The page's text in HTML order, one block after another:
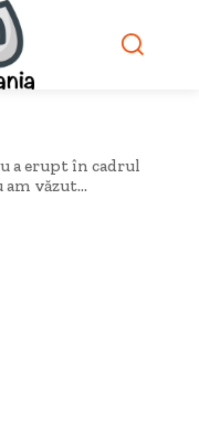
a erupt în cadrul
am văzut...